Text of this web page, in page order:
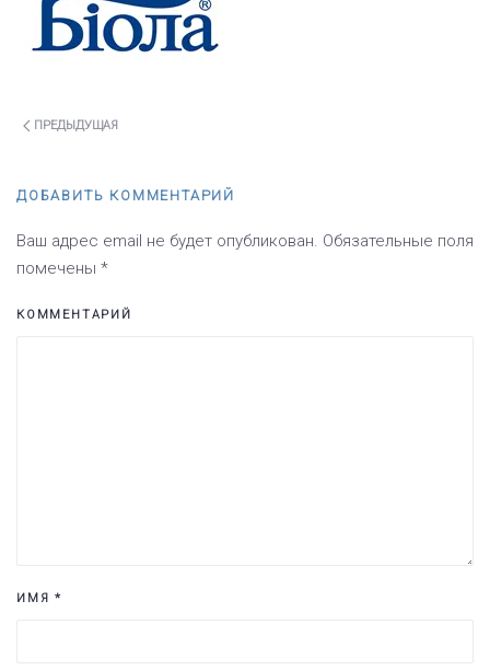
ПРЕДЫДУЩАЯ
ДОБАВИТЬ КОММЕНТАРИЙ
Ваш адрес email не будет опубликован. Обязательные поля
помечены *
КОММЕНТАРИЙ
ИМЯ*